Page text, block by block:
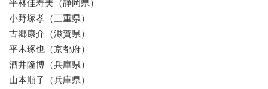
平林佳寿美（静岡県）
小野塚孝（三重県）
古郷康介（滋賀県）
平木琢也（京都府）
酒井隆博（兵庫県）
山本順子（兵庫県）